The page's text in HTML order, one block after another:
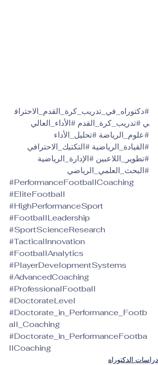
#دكتوراه_في_تدريب_كرة_القدم_الاحتراف
ي #تدريب_كرة_القدم #الأداء_العالي
#علوم_الرياضة #تحليل_الأداء
#القيادة_الرياضية #التكتيك_الاحترافي
#تطوير_اللاعبين #الإدارة_الرياضية
#البحث_العلمي_الرياضي
#PerformanceFootballCoaching
#EliteFootball
#HighPerformanceSport
#FootballLeadership
#SportScienceResearch
#TacticalInnovation
#FootballAnalytics
#PlayerDevelopmentSystems
#AdvancedCoaching
#ProfessionalFootball
#DoctorateLevel
#Doctorate_in_Performance_Footb
all_Coaching
#Doctorate_in_PerformanceFootba
llCoaching
دراسات الدكتوراه